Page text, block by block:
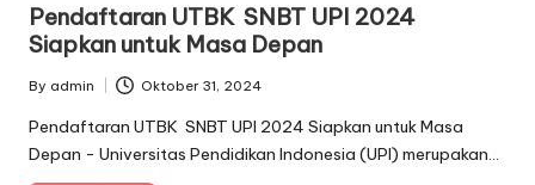
Pendaftaran UTBK SNBT UPI 2024
Siapkan untuk Masa Depan
Posted
by
By admin Oktober 31, 2024
Pendaftaran UTBK SNBT UPI 2024 Siapkan untuk Masa
Depan - Universitas Pendidikan Indonesia (UPI) merupakan…